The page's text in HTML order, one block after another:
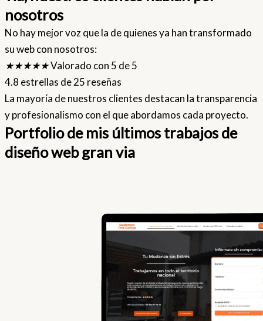
nosotros
No hay mejor voz que la de quienes ya han transformado
su web con nosotros:
★★★★★Valorado con 5 de 5
4.8 estrellas de 25 reseñas
La mayoría de nuestros clientes destacan la transparencia
y profesionalismo con el que abordamos cada proyecto.
Portfolio de mis últimos trabajos de
diseño web gran via